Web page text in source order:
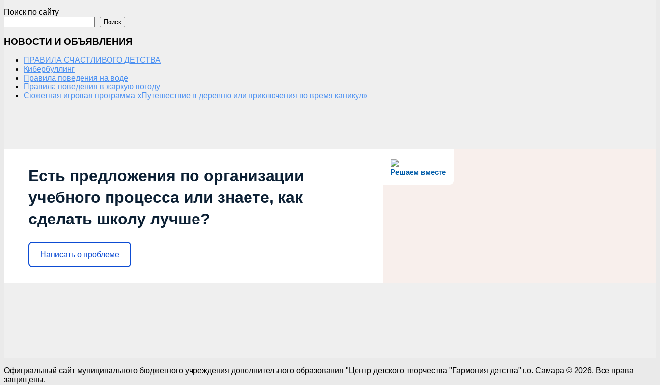
Поиск по сайту
Поиск
НОВОСТИ И ОБЪЯВЛЕНИЯ
ПРАВИЛА СЧАСТЛИВОГО ДЕТСТВА
Кибербуллинг
Правила поведения на воде
Правила поведения в жаркую погоду
Сюжетная игровая программа «Путешествие в деревню или приключения во время каникул»
Решаем вместе
Есть предложения по организации
учебного процесса или знаете, как
сделать школу лучше?
Написать о проблеме
Официальный сайт муниципального бюджетного учреждения дополнительного образования "Центр детского творчества "Гармония детства" г.о. Самара © 2026. Все права
защищены.